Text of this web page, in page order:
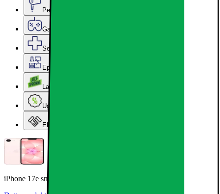
Personlig pleje, Skønhed & Velvære
Gaming
Services & tilbehør
Epoq køkken & bryggers
Lageroprydning
Ugens tilbud - og andre gode priser
Elgiganten Erhverv
iPhone 17e smartphone 256GB Sart Rosa